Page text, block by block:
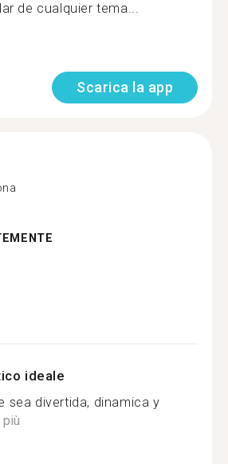
de cualquier tema...
Scarica la app
ideale
sea divertida, dinamica y